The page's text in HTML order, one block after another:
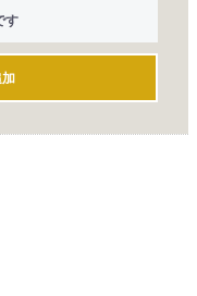
す